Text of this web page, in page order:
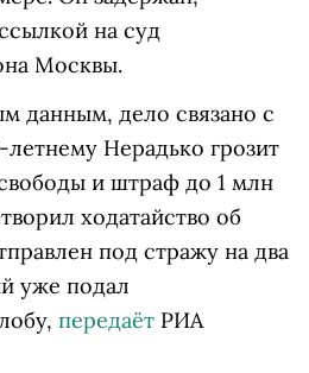
на суд
Москвы.
данным, дело связано с
летнему Нерадько грозит
и штраф до 1 млн
ходатайство об
под стражу на два
уже подал
передаёт РИА